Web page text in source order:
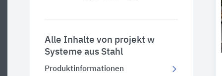
Alle Inhalte von projekt w
Systeme aus Stahl
Produktinformationen